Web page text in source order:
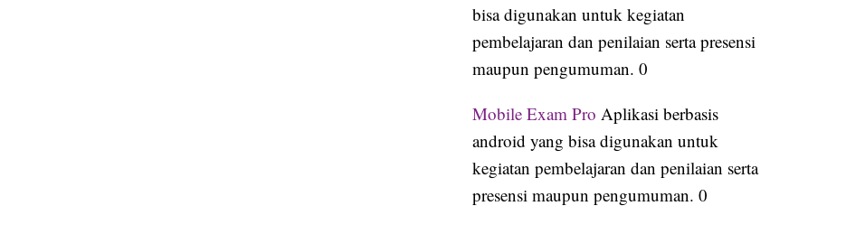
bisa digunakan untuk kegiatan
pembelajaran dan penilaian serta presensi
maupun pengumuman. 0
Mobile Exam Pro Aplikasi berbasis
android yang bisa digunakan untuk
kegiatan pembelajaran dan penilaian serta
presensi maupun pengumuman. 0